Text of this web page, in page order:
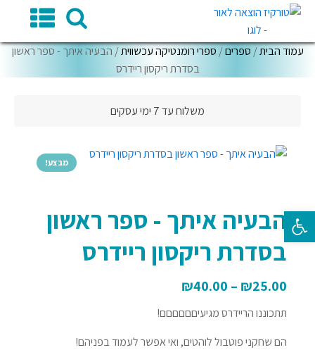
עמוד הבית/ ספרים/ ספרי רומנטיקה עכשווית/ הבעיה איתך - ספר ראשון
בסדרת ריקסון ריידרס
משלוח עד 7 ימי עסקים
מבצע!
הבעיה איתך - ספר ראשון
בסדרת ריקסון ריידרס
₪25.00
–
₪40.00
תתכוננו הריידרס מגיעיםםםםםם!
הם שחקני פוטבול לוהטים, ואי אפשר לעמוד בפניהם!
פתח סרגל נגישות